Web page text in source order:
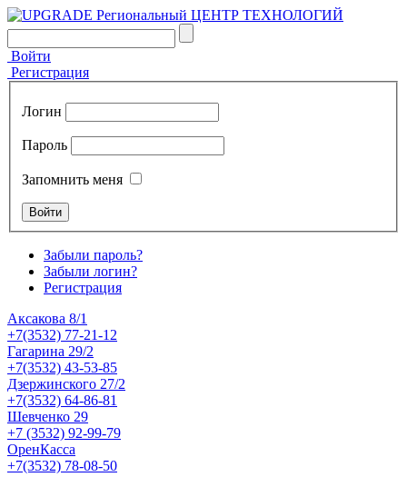
Войти
Регистрация
Логин
Пароль
Запомнить меня
Забыли пароль?
Забыли логин?
Регистрация
Аксакова 8/1
+7(3532) 77-21-12
Гагарина 29/2
+7(3532) 43-53-85
Дзержинского 27/2
+7(3532) 64-86-81
Шевченко 29
+7 (3532) 92-99-79
ОренКасса
+7(3532) 78-08-50